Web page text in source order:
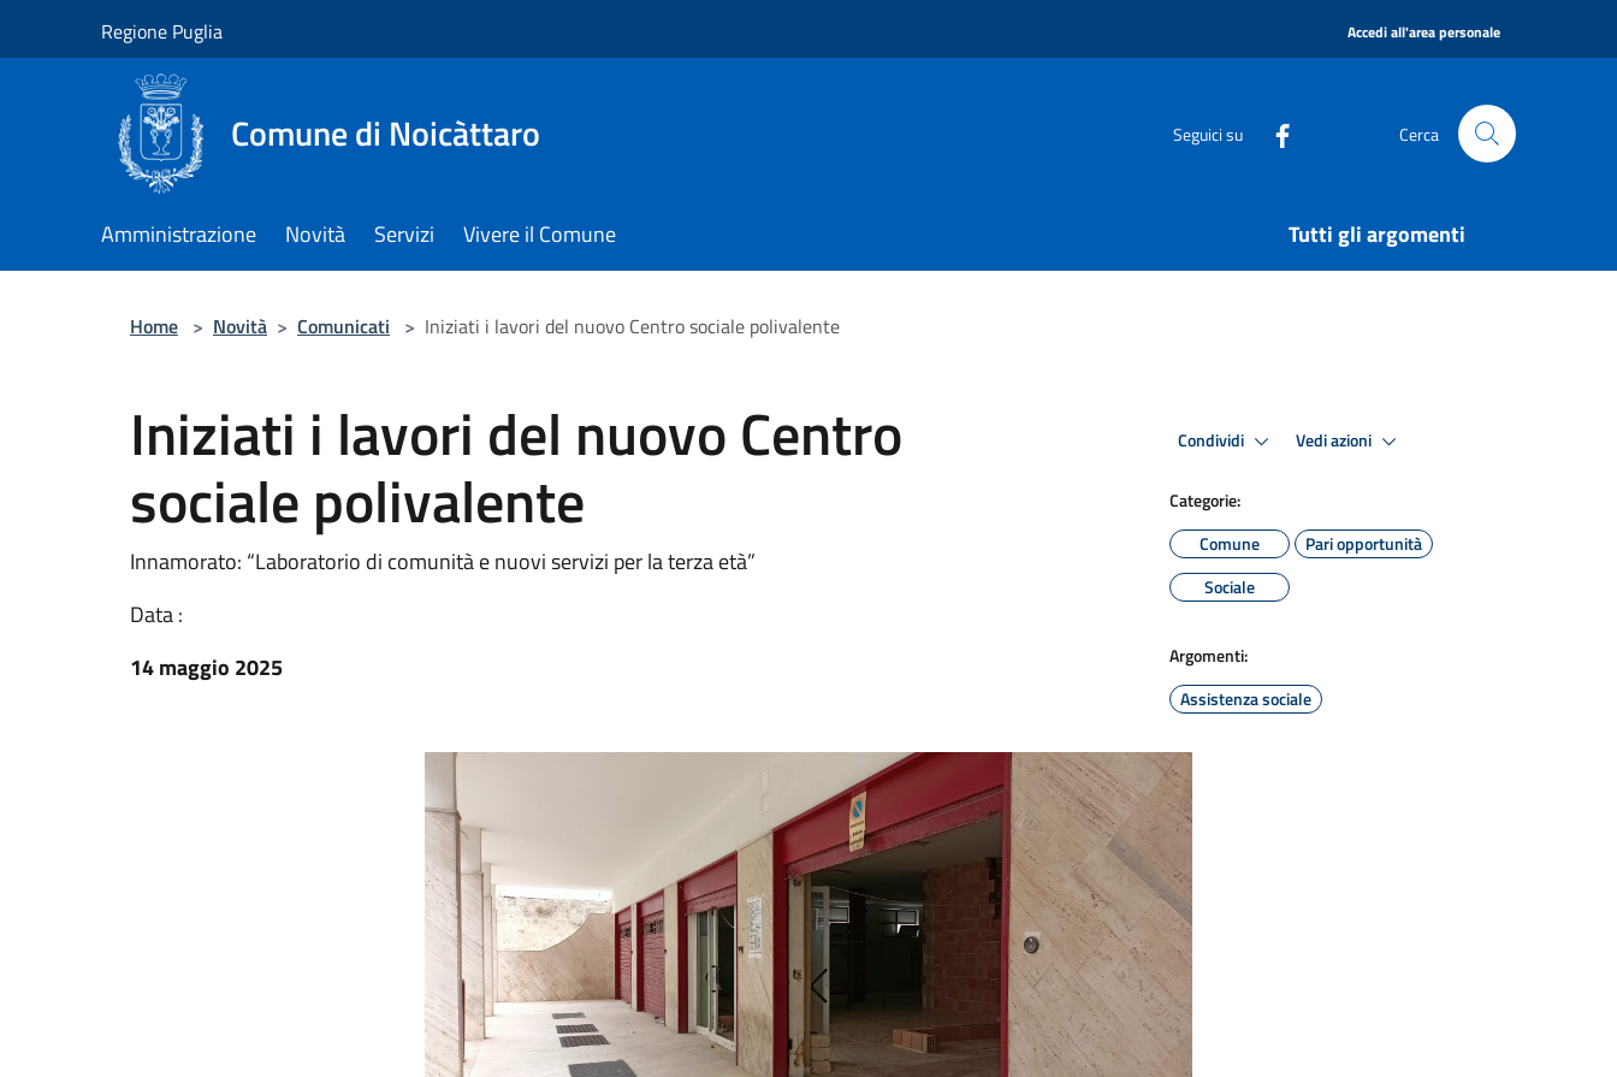
Regione Puglia Accedi all'area personale
Comune di Noicàttaro Seguici su Cerca
Amministrazione Novità Servizi Vivere il Comune Tutti gli argomenti
Home > Novità > Comunicati > Iniziati i lavori del nuovo Centro sociale polivalente
Iniziati i lavori del nuovo Centro
sociale polivalente
Innamorato: “Laboratorio di comunità e nuovi servizi per la terza età”
Data :
14 maggio 2025
Condividi Vedi azioni
Categorie:
Comune
Pari opportunità
Sociale
Argomenti:
Assistenza sociale